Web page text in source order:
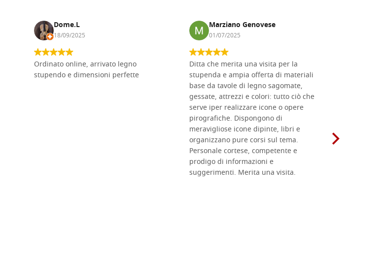
Dome.L
18/09/2025
Ordinato online, arrivato legno
stupendo e dimensioni perfette
Marziano Genovese
01/07/2025
Ditta che merita una visita per la
stupenda e ampia offerta di materiali
base da tavole di legno sagomate,
gessate, attrezzi e colori: tutto ciò che
serve iper realizzare icone o opere
pirografiche. Dispongono di
meravigliose icone dipinte, libri e
organizzano pure corsi sul tema.
Personale cortese, competente e
prodigo di informazioni e
suggerimenti. Merita una visita.